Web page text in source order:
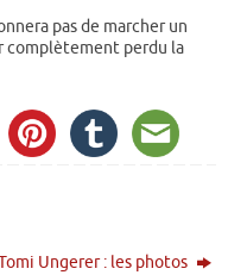
pas de marcher un
complètement perdu la
Ungerer : les photos